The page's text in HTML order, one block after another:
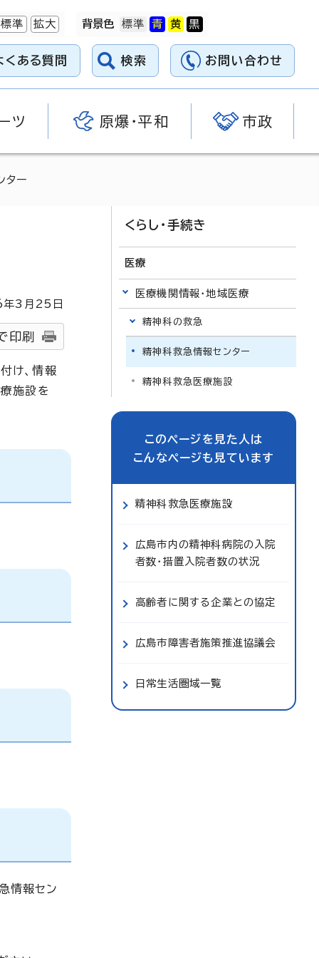
標準 拡大 背景色
くある質問 検索 お問い合わせ
ツ 原爆・平和 市政
ター
年3月 25 日
印刷
け、情報
施設を
情報セン
くらし・手続き
医療
医療機関情報・地域医療
精神科の救急
精神科救急情報センター
精神科救急医療施設
このページを見た人は
こんなページも見ています
精神科救急医療施設
広島市内の精神科病院の入院
者数・措置入院者数の状況
高齢者に関する企業との協定
広島市障害者施策推進協議会
日常生活圏域一覧